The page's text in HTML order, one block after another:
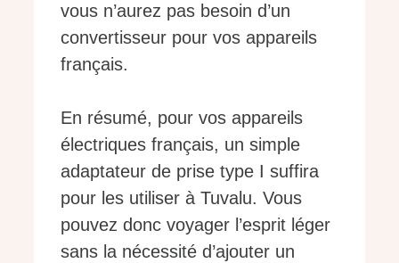
vous n’aurez pas besoin d’un
convertisseur pour vos appareils
français.
En résumé, pour vos appareils
électriques français, un simple
adaptateur de prise type I suffira
pour les utiliser à Tuvalu. Vous
pouvez donc voyager l’esprit léger
sans la nécessité d’ajouter un